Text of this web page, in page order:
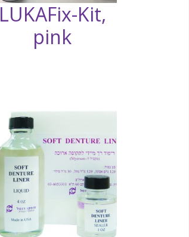
LUKAFix-Kit,
pink